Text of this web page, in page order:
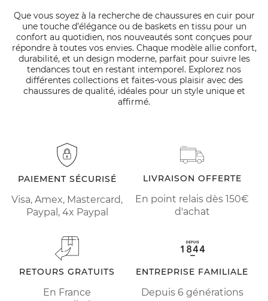
Que vous soyez à la recherche de chaussures en cuir pour
une touche d’élégance ou de baskets en tissu pour un
confort au quotidien, nos nouveautés sont conçues pour
répondre à toutes vos envies. Chaque modèle allie confort,
durabilité, et un design moderne, parfait pour suivre les
tendances tout en restant intemporel. Explorez nos
différentes collections et faites-vous plaisir avec des
chaussures de qualité, idéales pour un style unique et
affirmé.
PAIEMENT SÉCURISÉ
Visa, Amex, Mastercard,
Paypal, 4x Paypal
LIVRAISON OFFERTE
En point relais dès 150€
d'achat
RETOURS GRATUITS
En France
ENTREPRISE FAMILIALE
Depuis 6 générations